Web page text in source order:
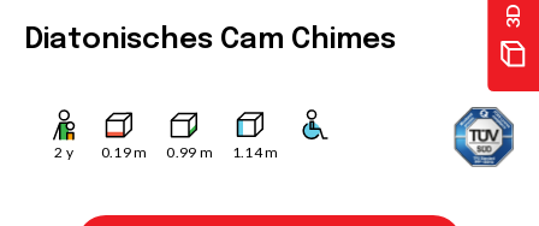
Diatonisches Cam Chimes
2 y 0.19m 0.99 m 1.14m